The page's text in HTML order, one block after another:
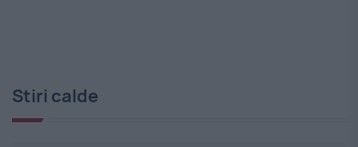
Stiri calde